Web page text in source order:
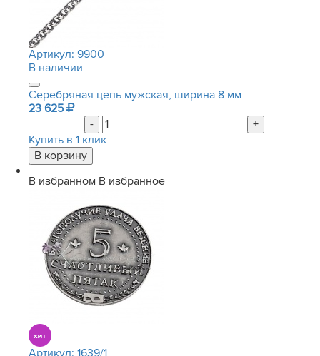
Артикул: 9900
В наличии
Серебряная цепь мужская, ширина 8 мм
23 625
-
+
Купить в 1 клик
В избранном В избранное
Артикул: 1639/1